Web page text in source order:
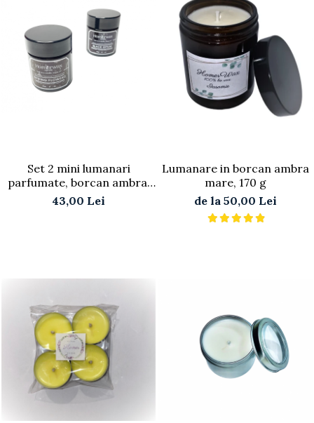
Set 2 mini lumanari
parfumate, borcan ambra,
25 g/buc
43,00 Lei
Lumanare in borcan ambra
mare, 170 g
de la 50,00 Lei